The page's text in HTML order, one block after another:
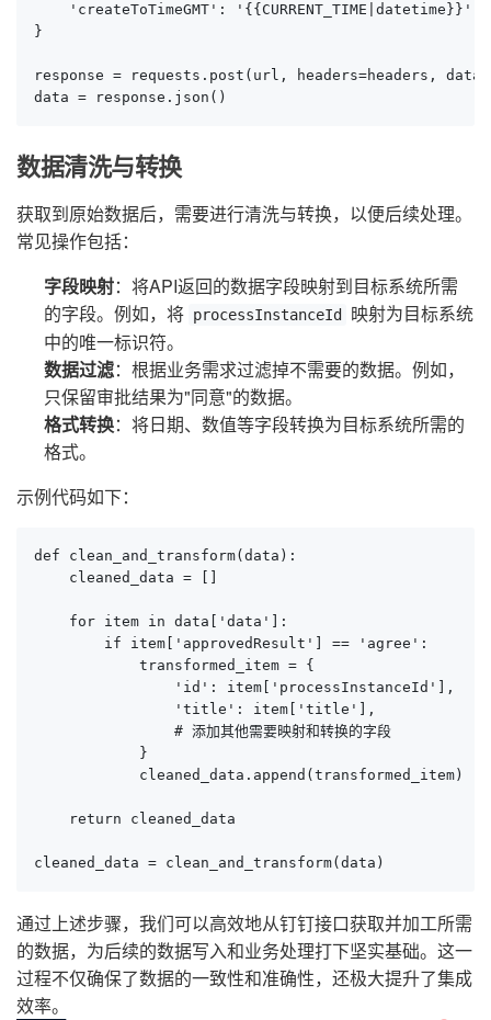
    'createToTimeGMT': '{{CURRENT_TIME|datetime}}',
}
response = requests.post(url, headers=headers,
data = response.json()
数据清洗与转换
获取到原始数据后，需要进行清洗与转换，以便后续处理。
常见操作包括：
字段映射：将API返回的数据字段映射到目标系统所需
的字段。例如，将 processInstanceId
映射为目标系统
中的唯一标识符。
数据过滤：根据业务需求过滤掉不需要的数据。例如，
只保留审批结果为"同意"的数据。
格式转换：将日期、数值等字段转换为目标系统所需的
格式。
示例代码如下：
def clean_and_transform(data):
    cleaned_data = []
    for item in data['data']:
        if item['approvedResult'] == 'agree':
            transformed_item = {
                'id': item['processInstanceId'],
                'title': item['title'],
                # 添加其他需要映射和转换的字段
            }
            cleaned_data.append(transformed_item)
    return cleaned_data
cleaned_data = clean_and_transform(data)
通过上述步骤，我们可以高效地从钉钉接口获取并加工所需
的数据，为后续的数据写入和业务处理打下坚实基础。这一
过程不仅确保了数据的一致性和准确性，还极大提升了集成
效率。